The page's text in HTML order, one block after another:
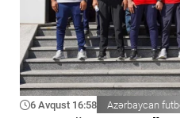
6 Avqust 16:58 Azərbaycan